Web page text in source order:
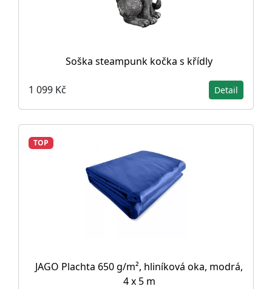
Soška steampunk kočka s křídly
1 099 Kč Detail
TOP
JAGO Plachta 650 g/m², hliníková oka, modrá,
4 x 5 m